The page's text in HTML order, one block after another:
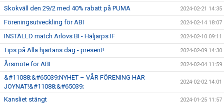
Skokväll den 29/2 med 40% rabatt på PUMA 2024-02-21 14:35
Föreningsutveckling för ABI 2024-02-14 18:07
INSTÄLLD match Arlövs BI - Häljarps IF 2024-02-10 09:11
Tips på Alla hjärtans dag - present! 2024-02-09 14:30
Årsmöte för ABI 2024-02-04 11:59
&#11088;&#65039;NYHET – VÅR FÖRENING HAR
JOYNAT!&#11088;&#65039;
2024-02-02 14:01
Kansliet stängt 2024-01-25 11:57